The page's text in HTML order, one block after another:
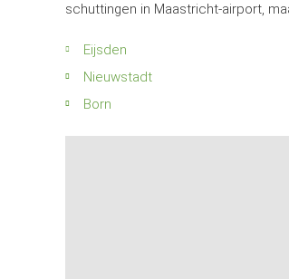
schuttingen in Maastricht-airport,
Eijsden
Nieuwstadt
Born